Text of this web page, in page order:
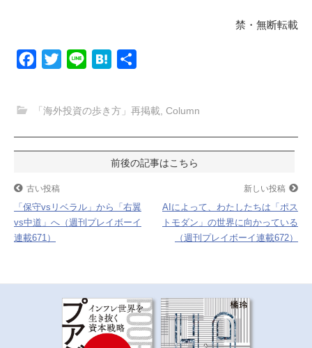
禁・無断転載
b
k
t
t
e
e
n
a
「海外投資の歩き方」再掲載 Column
稿
ナ
ゲ
古い投稿
「保守vsリベラル」から「右翼
vs中道」へ（週刊プレイボーイ
連載671）
新しい投稿
AIによって、わたしたちは「ポス
トモダン」の世界に向かっている
（週刊プレイボーイ連載672）